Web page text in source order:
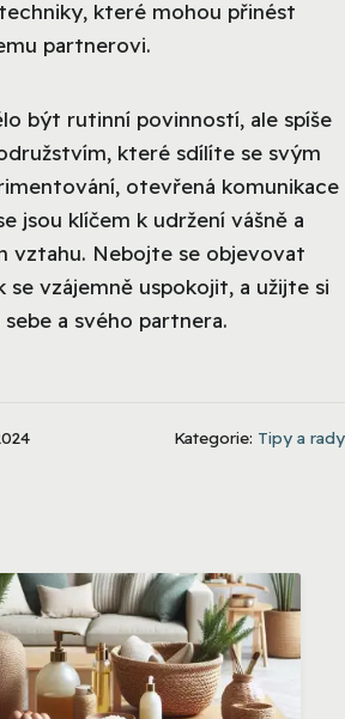
které mohou přinést
partnerovi.
být rutinní povinností, ale spíše
které sdílíte se svým
otevřená komunikace
jsou klíčem k udržení vášně a
vztahu. Nebojte se objevovat
se vzájemně uspokojit, a užijte si
a svého partnera.
Kategorie: Tipy a rady